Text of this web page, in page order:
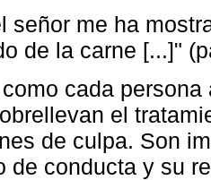
señor me ha
de la carne [...]"
cada
el
de culpa. Son
de conducta y su